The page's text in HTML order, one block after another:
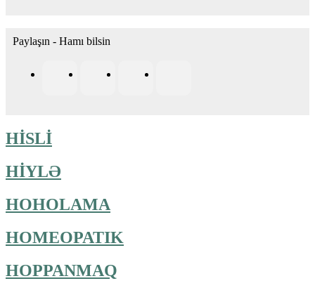
Paylaşın - Hamı bilsin
HİSLİ
HİYLƏ
HOHOLAMA
HOMEOPATIK
HOPPANMAQ